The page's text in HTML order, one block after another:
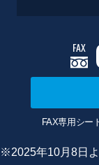
FAX
FAX専用シー
※2025年10月8日